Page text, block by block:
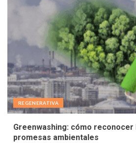
REGENERATIVA
Greenwashing: cómo reconocer
promesas ambientales